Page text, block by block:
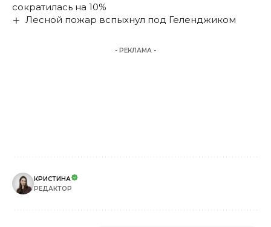
сократилась на 10%
Лесной пожар вспыхнул под Геленджиком
- РЕКЛАМА -
КРИСТИНА
РЕДАКТОР